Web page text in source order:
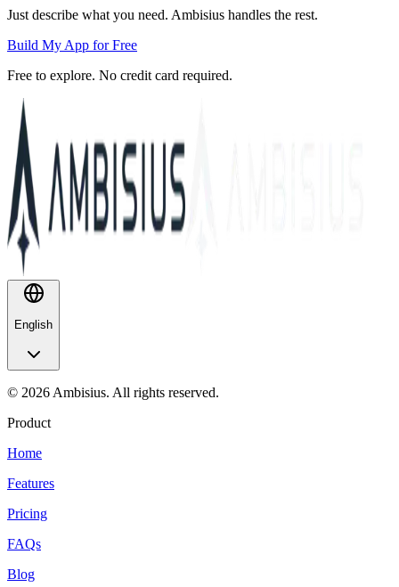
Just describe what you need. Ambisius handles the rest.
Build My App for Free
Free to explore. No credit card required.
English
© 2026 Ambisius. All rights reserved.
Product
Home
Features
Pricing
FAQs
Blog